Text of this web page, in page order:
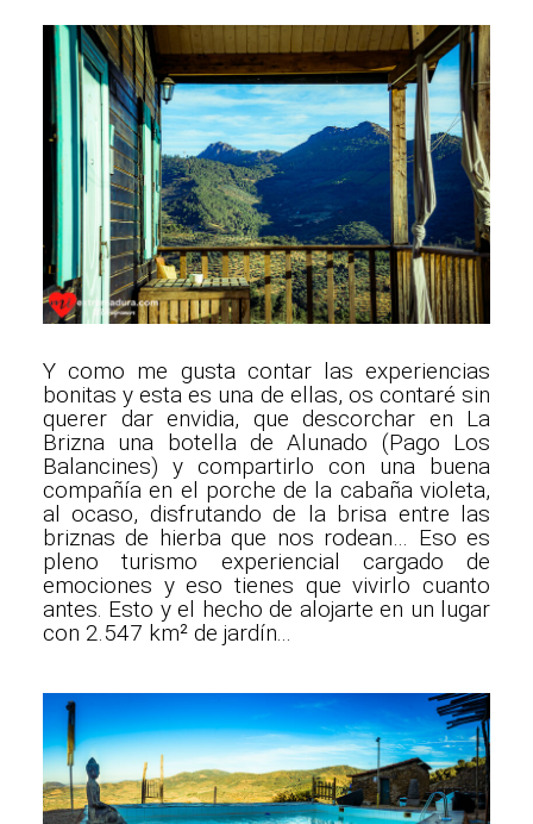
Y como me gusta contar las experiencias
bonitas y esta es una de ellas, os contaré sin
querer dar envidia, que descorchar en La
Brizna una botella de Alunado (Pago Los
Balancines) y compartirlo con una buena
compañía en el porche de la cabaña violeta,
al ocaso, disfrutando de la brisa entre las
briznas de hierba que nos rodean… Eso es
pleno turismo experiencial cargado de
emociones y eso tienes que vivirlo cuanto
antes. Esto y el hecho de alojarte en un lugar
con 2.547 km² de jardín...